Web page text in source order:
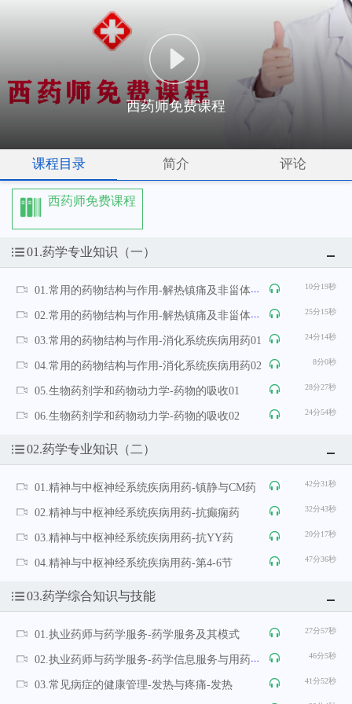
西药师免费课程
课程目录 简介 评论
西药师免费课程
01.药学专业知识（一）
10分19秒
01.常用的药物结构与作用-解热镇痛及非甾体抗炎药01
25分15秒
02.常用的药物结构与作用-解热镇痛及非甾体抗炎药02
24分14秒
03.常用的药物结构与作用-消化系统疾病用药01
8分0秒
04.常用的药物结构与作用-消化系统疾病用药02
28分27秒
05.生物药剂学和药物动力学-药物的吸收01
24分54秒
06.生物药剂学和药物动力学-药物的吸收02
02.药学专业知识（二）
42分31秒
01.精神与中枢神经系统疾病用药-镇静与CM药
32分43秒
02.精神与中枢神经系统疾病用药-抗癫痫药
20分17秒
03.精神与中枢神经系统疾病用药-抗YY药
47分36秒
04.精神与中枢神经系统疾病用药-第4-6节
03.药学综合知识与技能
27分57秒
01.执业药师与药学服务-药学服务及其模式
46分5秒
02.执业药师与药学服务-药学信息服务与用药咨询
41分52秒
03.常见病症的健康管理-发热与疼痛-发热